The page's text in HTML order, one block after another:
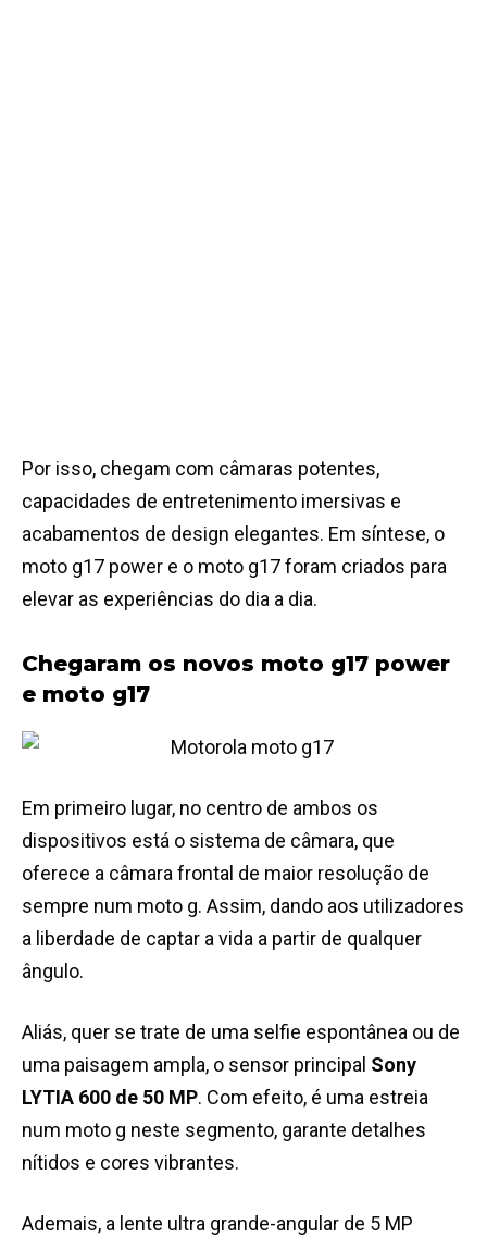
Por isso, chegam com câmaras potentes,
capacidades de entretenimento imersivas e
acabamentos de design elegantes. Em síntese, o
moto g17 power e o moto g17 foram criados para
elevar as experiências do dia a dia.
Chegaram os novos moto g17 power
e moto g17
Em primeiro lugar, no centro de ambos os
dispositivos está o sistema de câmara, que
oferece a câmara frontal de maior resolução de
sempre num moto g. Assim, dando aos utilizadores
a liberdade de captar a vida a partir de qualquer
ângulo.
Aliás, quer se trate de uma selfie espontânea ou de
uma paisagem ampla, o sensor principal Sony
LYTIA 600 de 50 MP. Com efeito, é uma estreia
num moto g neste segmento, garante detalhes
nítidos e cores vibrantes.
Ademais, a lente ultra grande-angular de 5 MP